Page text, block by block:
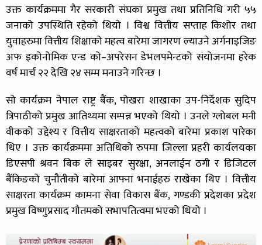
उक्त कार्यक्रममा गैर सरकारी संघका प्रमुख तथा प्रतिनिधि गरी ५५
जनाको उपस्थिति रहेको थियो । विश्व वित्तीय सप्ताह किशोर तथा
युवाहरुमा वित्तीय शिक्षाको महत्व बारेमा जागरण ल्याउने अर्गनाइजिङ
अफ इकोनोमिक एन्ड को–अपरेसन डेभलपमेन्टको संयोजनमा हरेक
वर्ष मार्च २२ देखि २४ सम्म मनाउने गरिन्छ ।
सो कार्यक्रम नेपाल राष्ट्र बैंक, पोखरा शाखाका उप-निर्देशक सुदिप
त्रिपाठीको प्रमुख आतिथ्यमा सम्पन्न भएको थियो । उनले ग्लोबल मनी
वीकको उद्देश्य र वित्तीय साक्षरताको महत्वको बारेमा प्रकाश पारेका
थिए । उक्त कार्यक्रममा अतिथिको रुपमा जिल्ला प्रहरी कार्यलयका
डिएसपी श्रवन बिक ले साइबर सुरक्षा, अनलाईन ठगी र डिजिटल
बैंकिङको चुनौतीको बारेमा आफ्ना भनाईहरु राखेका थिए । वित्तीय
साक्षरता कार्यक्रम कामना सेवा विकास बैंक, गण्डकी प्रदेशका प्रदेश
प्रमुख विष्णुप्रसाद गौतमको सभापतित्वमा भएको थियो ।